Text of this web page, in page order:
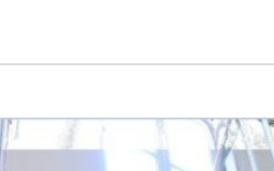
i groteskowe. Punkowy skowyt ze
jeszcze przede mną. Odkąd pamiętam
po cichu i na głos, dla siebie i innych. Do